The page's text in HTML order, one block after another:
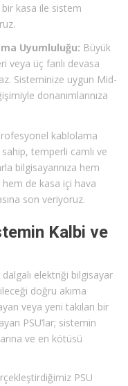
kasa ile sistem
Uyumluluğu: Büyük
veya üç fanlı devasa
Sisteminize uygun Mid-
donanımlarınıza
kablolama
temperli camlı ve
bilgisayarınıza hem
de kasa içi hava
son veriyoruz.
Kalbi ve
elektriği bilgisayar
doğru akıma
veya yeni takılan bir
PSU’lar; sistemin
ve en kötüsü
PSU